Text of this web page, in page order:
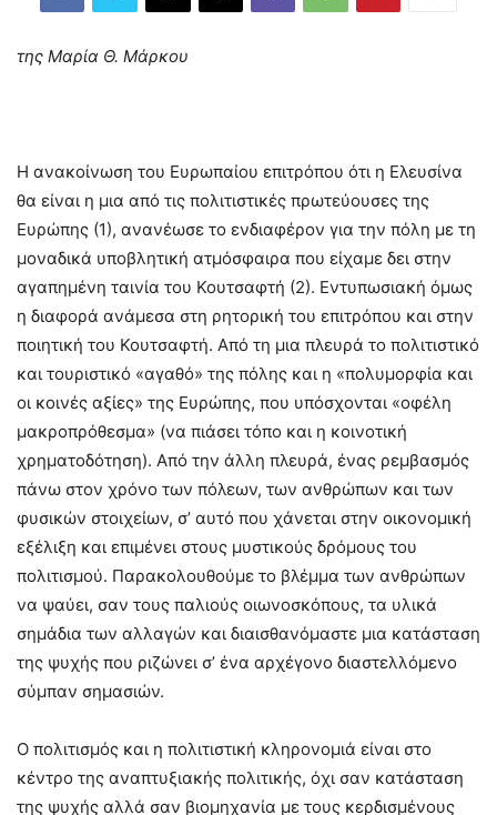
της Μαρία Θ. Μάρκου
Η ανακοίνωση του Ευρωπαίου επιτρόπου ότι η Ελευσίνα
θα είναι η μια από τις πολιτιστικές πρωτεύουσες της
Ευρώπης (1), ανανέωσε το ενδιαφέρον για την πόλη με τη
μοναδικά υποβλητική ατμόσφαιρα που είχαμε δει στην
αγαπημένη ταινία του Κουτσαφτή (2). Εντυπωσιακή όμως
η διαφορά ανάμεσα στη ρητορική του επιτρόπου και στην
ποιητική του Κουτσαφτή. Από τη μια πλευρά το πολιτιστικό
και τουριστικό «αγαθό» της πόλης και η «πολυμορφία και
οι κοινές αξίες» της Ευρώπης, που υπόσχονται «οφέλη
μακροπρόθεσμα» (να πιάσει τόπο και η κοινοτική
χρηματοδότηση). Από την άλλη πλευρά, ένας ρεμβασμός
πάνω στον χρόνο των πόλεων, των ανθρώπων και των
φυσικών στοιχείων, σ’ αυτό που χάνεται στην οικονομική
εξέλιξη και επιμένει στους μυστικούς δρόμους του
πολιτισμού. Παρακολουθούμε το βλέμμα των ανθρώπων
να ψαύει, σαν τους παλιούς οιωνοσκόπους, τα υλικά
σημάδια των αλλαγών και διαισθανόμαστε μια κατάσταση
της ψυχής που ριζώνει σ’ ένα αρχέγονο διαστελλόμενο
σύμπαν σημασιών.
Ο πολιτισμός και η πολιτιστική κληρονομιά είναι στο
κέντρο της αναπτυξιακής πολιτικής, όχι σαν κατάσταση
της ψυχής αλλά σαν βιομηχανία με τους κερδισμένους